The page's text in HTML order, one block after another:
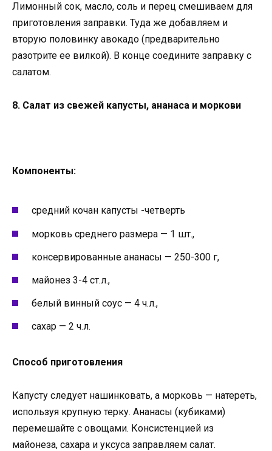
Лимонный сок, масло, соль и перец смешиваем для
приготовления заправки. Туда же добавляем и
вторую половинку авокадо (предварительно
разотрите ее вилкой). В конце соедините заправку с
салатом.
8. Салат из свежей капусты, ананаса и моркови
Компоненты:
средний кочан капусты -четверть
морковь среднего размера — 1 шт.,
консервированные ананасы — 250-300 г,
майонез 3-4 ст.л.,
белый винный соус — 4 ч.л.,
сахар — 2 ч.л.
Способ приготовления
Капусту следует нашинковать, а морковь — натереть,
используя крупную терку. Ананасы (кубиками)
перемешайте с овощами. Консистенцией из
майонеза, сахара и уксуса заправляем салат.